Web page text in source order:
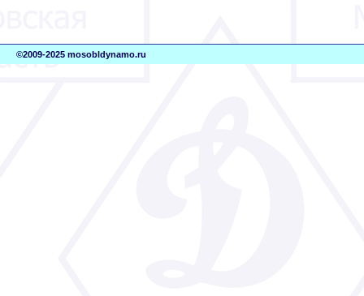
©2009-2025 mosobldynamo.ru